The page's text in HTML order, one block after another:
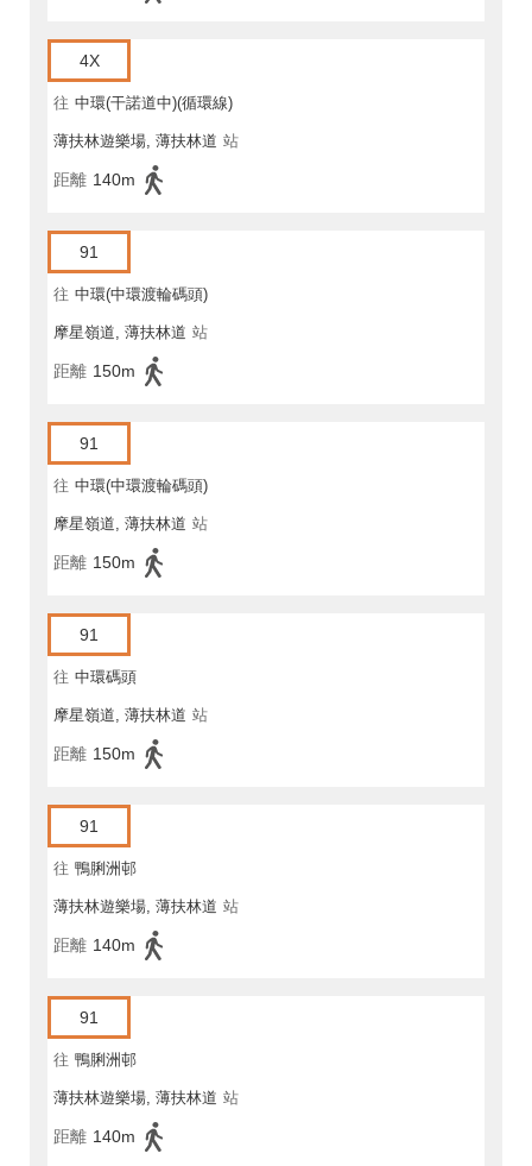
4X
往 中環(干諾道中)(循環線)
薄扶林遊樂場, 薄扶林道 站
距離 140m
91
往 中環(中環渡輪碼頭)
摩星嶺道, 薄扶林道 站
距離 150m
91
往 中環(中環渡輪碼頭)
摩星嶺道, 薄扶林道 站
距離 150m
91
往 中環碼頭
摩星嶺道, 薄扶林道 站
距離 150m
91
往 鴨脷洲邨
薄扶林遊樂場, 薄扶林道 站
距離 140m
91
往 鴨脷洲邨
薄扶林遊樂場, 薄扶林道 站
距離 140m